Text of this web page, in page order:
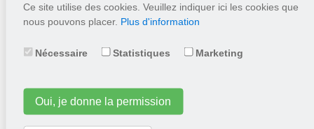
Ce site utilise des cookies. Veuillez indiquer ici les cookies que
nous pouvons placer. Plus d'information
Nécessaire Statistiques Marketing
Oui, je donne la permission
2,25
Mettez dans le panier